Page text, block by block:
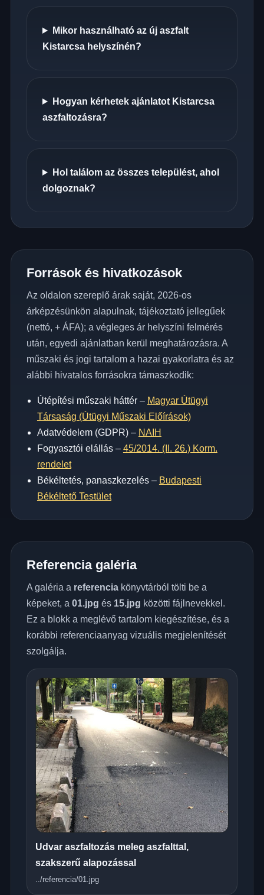
Mikor használható az új aszfalt
Kistarcsa helyszínén?
Hogyan kérhetek ajánlatot Kistarcsa
aszfaltozásra?
Hol találom az összes települést, ahol
dolgoznak?
Források és hivatkozások
Az oldalon szereplő árak saját, 2026-os
árképzésünkön alapulnak, tájékoztató jellegűek
(nettó, + ÁFA); a végleges ár helyszíni felmérés
után, egyedi ajánlatban kerül meghatározásra. A
műszaki és jogi tartalom a hazai gyakorlatra és az
alábbi hivatalos forrásokra támaszkodik:
Útépítési műszaki háttér – Magyar Útügyi
Társaság (Útügyi Műszaki Előírások)
Adatvédelem (GDPR) – NAIH
Fogyasztói elállás – 45/2014. (II. 26.) Korm.
rendelet
Békéltetés, panaszkezelés – Budapesti
Békéltető Testület
Referencia galéria
A galéria a referenciakönyvtárból tölti be a
képeket, a 01.jpg és 15.jpg közötti fájlnevekkel.
Ez a blokk a meglévő tartalom kiegészítése, és a
korábbi referenciaanyag vizuális megjelenítését
szolgálja.
Udvar aszfaltozás meleg aszfalttal,
szakszerű alapozással
../referencia/01.jpg